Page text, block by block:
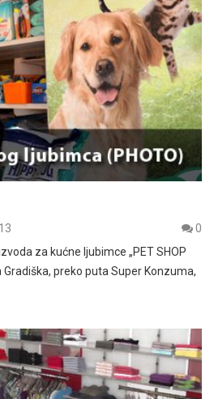
0
za kućne ljubimce „PET SHOP
Gradiška, preko puta Super Konzuma,